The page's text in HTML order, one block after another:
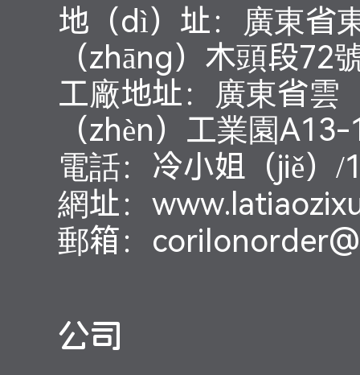
地（dì）址：廣東省
（zhāng）木頭段72
工廠地址：廣東省雲
（zhèn）工業園
電話：冷小姐（jiě）
網址：
郵箱：
公司